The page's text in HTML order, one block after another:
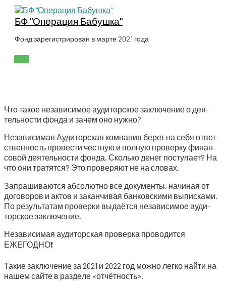
Перейти
содержимому
БФ "Операция Бабушка"
Фонд зарегистрирован в марте 2021 года
ГЛАВНОЕ
Что такое неза­ви­си­мое ауди­тор­ское заклю­че­ние о дея­
тель­но­сти фон­да и зачем оно нужно?
Неза­ви­си­мая Ауди­тор­ская ком­па­ния берет на себя ответ­
ствен­ность про­ве­сти чест­ную и пол­ную про­вер­ку финан­
со­вой дея­тель­но­сти фон­да. Сколь­ко денег посту­па­ет? На
что они тра­тят­ся? Это про­ве­ря­ют не на словах.
Запра­ши­ва­ют­ся абсо­лют­но все доку­мен­ты, начи­ная от
дого­во­ров и актов и закан­чи­вая бан­ков­ски­ми выпис­ка­ми.
По резуль­та­там про­вер­ки выда­ёт­ся неза­ви­си­мое ауди­
тор­ское заключение.
Неза­ви­си­мая ауди­тор­ская про­вер­ка про­во­дит­ся
ЕЖЕГОДНО❗
Такие заклю­че­ние за 2021 и 2022 год мож­но лег­ко най­ти на
нашем сай­те в раз­де­ле «отчёт­ность».